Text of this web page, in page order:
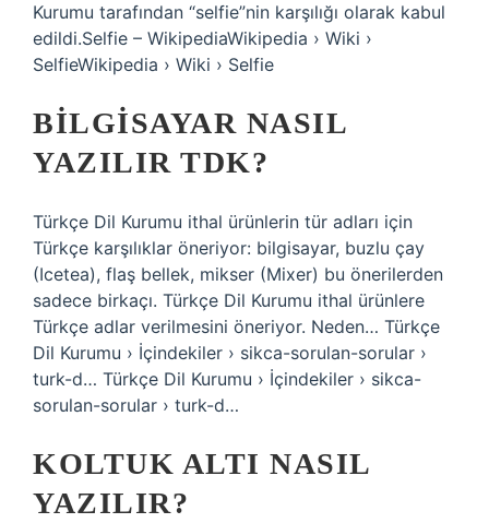
Kurumu tarafından “selfie”nin karşılığı olarak kabul
edildi.Selfie – WikipediaWikipedia › Wiki ›
SelfieWikipedia › Wiki › Selfie
BILGISAYAR NASIL
YAZILIR TDK?
Türkçe Dil Kurumu ithal ürünlerin tür adları için
Türkçe karşılıklar öneriyor: bilgisayar, buzlu çay
(Icetea), flaş bellek, mikser (Mixer) bu önerilerden
sadece birkaçı. Türkçe Dil Kurumu ithal ürünlere
Türkçe adlar verilmesini öneriyor. Neden… Türkçe
Dil Kurumu › İçindekiler › sikca-sorulan-sorular ›
turk-d… Türkçe Dil Kurumu › İçindekiler › sikca-
sorulan-sorular › turk-d…
KOLTUK ALTI NASIL
YAZILIR?